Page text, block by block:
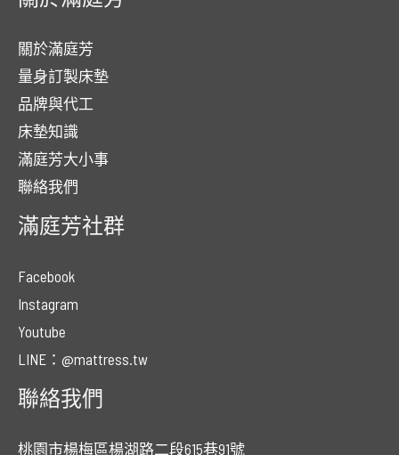
關於滿庭芳
量身訂製床墊
品牌與代工
床墊知識
滿庭芳大小事
聯絡我們
滿庭芳社群
Facebook
Instagram
Youtube
LINE：@mattress.tw
聯絡我們
桃園市楊梅區楊湖路二段615巷91號